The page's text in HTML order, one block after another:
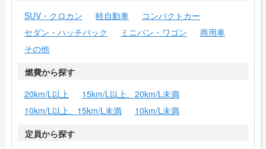
SUV・クロカン
軽自動車
コンパクトカー
セダン・ハッチバック
ミニバン・ワゴン
商用車
その他
燃費から探す
20km/L以上
15km/L以上、20km/L未満
10km/L以上、15km/L未満
10km/L未満
定員から探す